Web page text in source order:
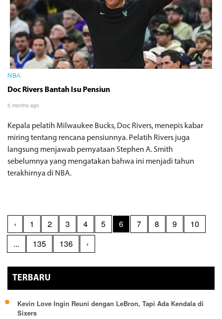
NBA
Doc Rivers Bantah Isu Pensiun
5 months ago
Kepala pelatih Milwaukee Bucks, Doc Rivers, menepis kabar
miring tentang rencana pensiunnya. Pelatih Rivers juga
langsung menjawab pernyataan Stephen A. Smith
sebelumnya yang mengatakan bahwa ini menjadi tahun
terakhirnya di NBA.
‹ 1 2 3 4 5 6 7 8 9
10
...
135 136 ›
TERBARU
Kevin Love Ingin Reuni dengan LeBron, Tapi Ada Kendala di
Sixers